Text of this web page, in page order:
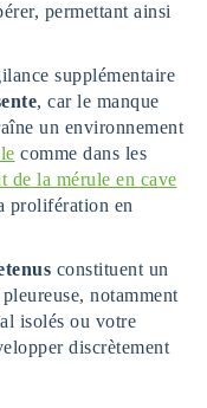
permettant ainsi
supplémentaire
, car le manque
un environnement
comme dans les
de la mérule en cave
prolifération en
constituent un
notamment
isolés ou votre
discrètement